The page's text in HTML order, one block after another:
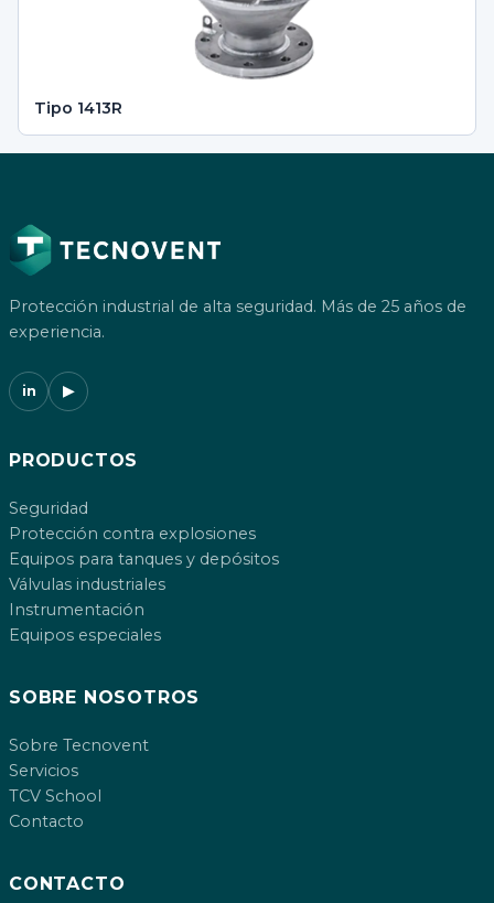
Tipo 1413R
Protección industrial de alta seguridad. Más de 25 años de
experiencia.
in ▶
PRODUCTOS
Seguridad
Protección contra explosiones
Equipos para tanques y depósitos
Válvulas industriales
Instrumentación
Equipos especiales
SOBRE NOSOTROS
Sobre Tecnovent
Servicios
TCV School
Contacto
CONTACTO